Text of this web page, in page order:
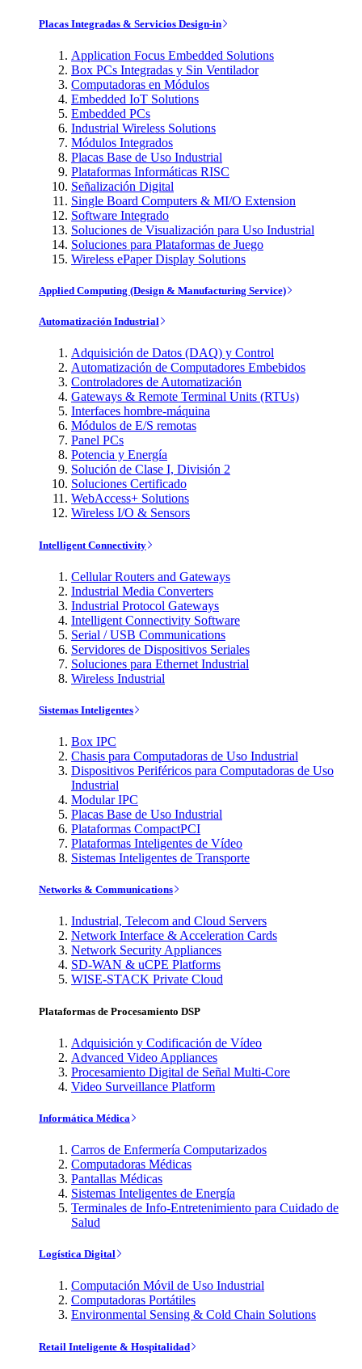
Placas Integradas & Servicios Design-in
Application Focus Embedded Solutions
Box PCs Integradas y Sin Ventilador
Computadoras en Módulos
Embedded IoT Solutions
Embedded PCs
Industrial Wireless Solutions
Módulos Integrados
Placas Base de Uso Industrial
Plataformas Informáticas RISC
Señalización Digital
Single Board Computers & MI/O Extension
Software Integrado
Soluciones de Visualización para Uso Industrial
Soluciones para Plataformas de Juego
Wireless ePaper Display Solutions
Applied Computing (Design & Manufacturing Service)
Automatización Industrial
Adquisición de Datos (DAQ) y Control
Automatización de Computadores Embebidos
Controladores de Automatización
Gateways & Remote Terminal Units (RTUs)
Interfaces hombre-máquina
Módulos de E/S remotas
Panel PCs
Potencia y Energía
Solución de Clase I, División 2
Soluciones Certificado
WebAccess+ Solutions
Wireless I/O & Sensors
Intelligent Connectivity
Cellular Routers and Gateways
Industrial Media Converters
Industrial Protocol Gateways
Intelligent Connectivity Software
Serial / USB Communications
Servidores de Dispositivos Seriales
Soluciones para Ethernet Industrial
Wireless Industrial
Sistemas Inteligentes
Box IPC
Chasis para Computadoras de Uso Industrial
Dispositivos Periféricos para Computadoras de Uso
Industrial
Modular IPC
Placas Base de Uso Industrial
Plataformas CompactPCI
Plataformas Inteligentes de Vídeo
Sistemas Inteligentes de Transporte
Networks & Communications
Industrial, Telecom and Cloud Servers
Network Interface & Acceleration Cards
Network Security Appliances
SD-WAN & uCPE Platforms
WISE-STACK Private Cloud
Plataformas de Procesamiento DSP
Adquisición y Codificación de Vídeo
Advanced Video Appliances
Procesamiento Digital de Señal Multi-Core
Video Surveillance Platform
Informática Médica
Carros de Enfermería Computarizados
Computadoras Médicas
Pantallas Médicas
Sistemas Inteligentes de Energía
Terminales de Info-Entretenimiento para Cuidado de
Salud
Logística Digital
Computación Móvil de Uso Industrial
Computadoras Portátiles
Environmental Sensing & Cold Chain Solutions
Retail Inteligente & Hospitalidad